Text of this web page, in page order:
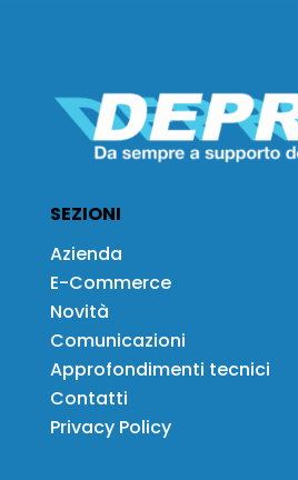
SEZIONI
Azienda
E-Commerce
Novità
Comunicazioni
Approfondimenti tecnici
Contatti
Privacy Policy